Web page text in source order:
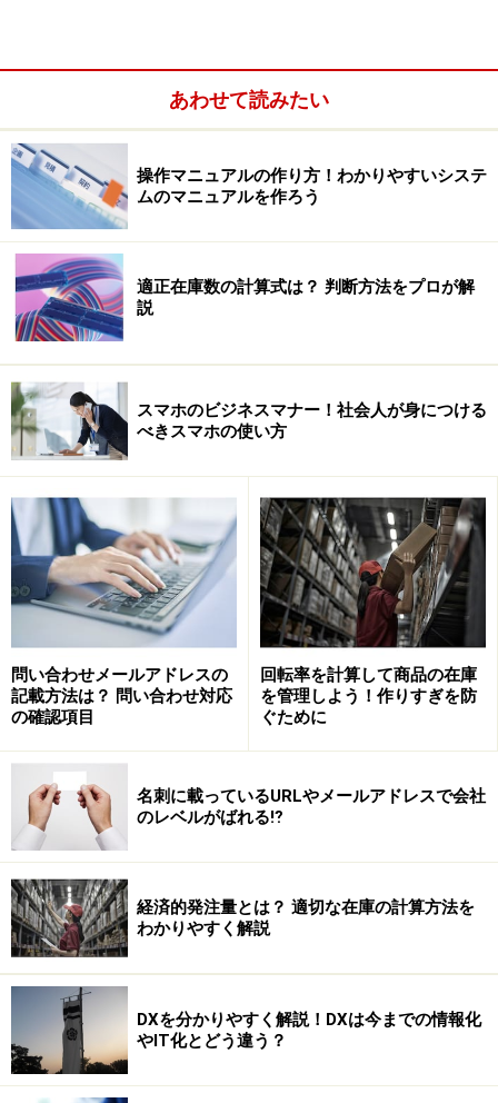
大量ソフトのパッケージで倉庫が一杯に
企業や学校では適正な本数のソフトを購入しなければな
形式でソフトを1本1本提供していたため、購入本数が多
いとパッケージの箱が山積みになることも。
マイクロソフト・オフィスでは、厚さ15cmほどの箱に数
冊のマニュアルとCD-ROMが入っていました。100本購
入したら100個の箱と大量のマニュアル、山のようなCD-
ROMが届くのです。
以前ガイドは、納入業者に「100本分の料金をきちんと
払うから、インストールに必要な1本分だけ持ってくる
ことができませんか？」と交渉したことがあります。
「規則ですから」と言われ、結局軽トラックで100本の
ソフトを運んできました。仕方がないので倉庫の1つに
箱やマニュアルを押し込んだことも。聞いたところによ
ると、倉庫の保管コストなど購入以外のコストがかり、
もあるようです。
現在はサイトライセンスが用意されています。サイトラ
イセンスとは、企業などが組織単位でソフトウェアのラ
あわせて読みたい
操作マニュアルの作り方！わかりやすいシステ
ムのマニュアルを作ろう
適正在庫数の計算式は？ 判断方法をプロが解
説
スマホのビジネスマナー！社会人が身につける
べきスマホの使い方
問い合わせメールアドレスの
記載方法は？ 問い合わせ対応
の確認項目
回転率を計算して商品の在庫
を管理しよう！作りすぎを防
ぐために
名刺に載っているURLやメールアドレスで会社
のレベルがばれる⁉
経済的発注量とは？ 適切な在庫の計算方法を
わかりやすく解説
DXを分かりやすく解説！DXは今までの情報化
やIT化とどう違う？